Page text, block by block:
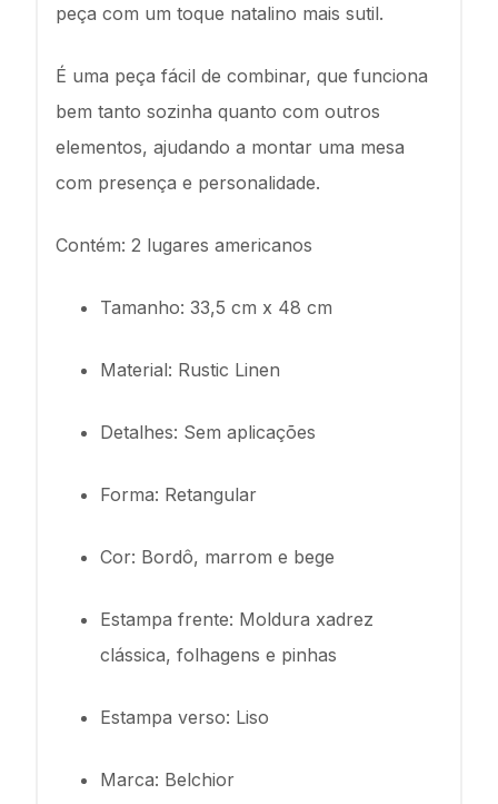
peça com um toque natalino mais sutil.
É uma peça fácil de combinar, que funciona
bem tanto sozinha quanto com outros
elementos, ajudando a montar uma mesa
com presença e personalidade.
Contém: 2 lugares americanos
Tamanho: 33,5 cm x 48 cm
Material: Rustic Linen
Detalhes: Sem aplicações
Forma: Retangular
Cor: Bordô, marrom e bege
Estampa frente: Moldura xadrez
clássica, folhagens e pinhas
Estampa verso: Liso
Marca: Belchior